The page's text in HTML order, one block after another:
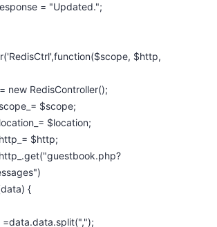
= "Updated.";
$http,
new RedisController();
$scope;
$location;
$http;
{
=data.data.split(",");